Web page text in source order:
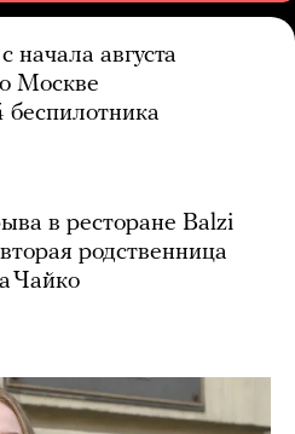
начала августа
Москве
в ресторане Balzi
родственница
Чайко